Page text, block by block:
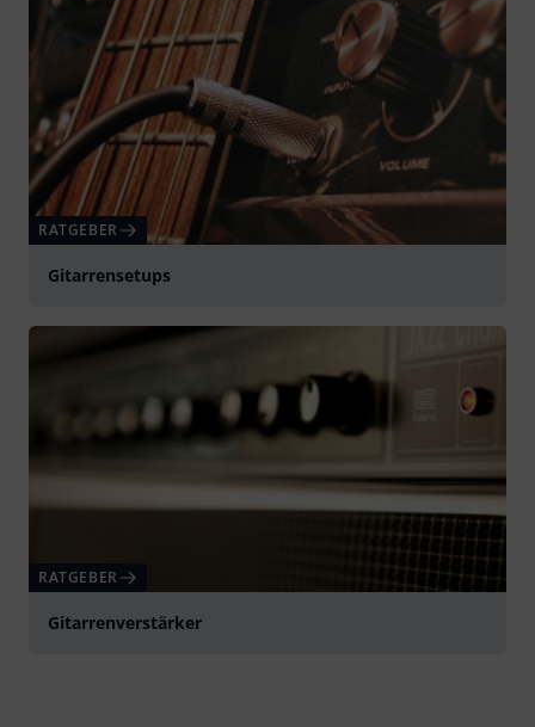
RATGEBER
Gitarrensetups
RATGEBER
Gitarrenverstärker